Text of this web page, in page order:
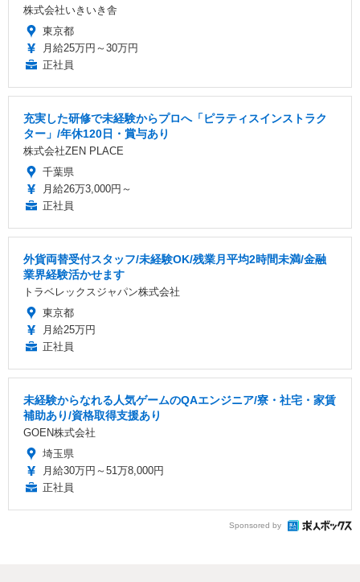
株式会社いきいき舎
東京都
月給25万円～30万円
正社員
充実した研修で未経験からプロへ「ピラティスインストラク
ター」/年休120日・賞与あり
株式会社ZEN PLACE
千葉県
月給26万3,000円～
正社員
外貨両替受付スタッフ/未経験OK/残業月平均2時間未満/金融
業界経験活かせます
トラベレックスジャパン株式会社
東京都
月給25万円
正社員
未経験からなれる人気ゲームのQAエンジニア/寮・社宅・家賃
補助あり/資格取得支援あり
GOEN株式会社
埼玉県
月給30万円～51万8,000円
正社員
Sponsored by